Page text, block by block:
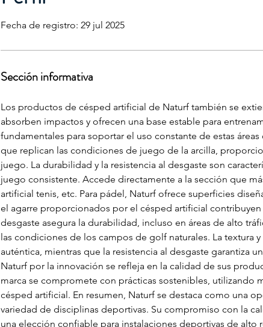
Fecha de registro: 29 jul 2025
Sección informativa
Los productos de césped artificial de Naturf también se
absorben impactos y ofrecen una base estable para
fundamentales para soportar el uso constante de estas
que replican las condiciones de juego de la arcilla,
juego. La durabilidad y la resistencia al desgaste son
juego consistente. Accede directamente a la sección que
artificial tenis, etc. Para pádel, Naturf ofrece superficies
el agarre proporcionados por el césped artificial
desgaste asegura la durabilidad, incluso en áreas de alto
las condiciones de los campos de golf naturales. La textura
auténtica, mientras que la resistencia al desgaste garantiza
Naturf por la innovación se refleja en la calidad de sus
marca se compromete con prácticas sostenibles, utilizando
césped artificial. En resumen, Naturf se destaca como una
variedad de disciplinas deportivas. Su compromiso con la
una elección confiable para instalaciones deportivas de